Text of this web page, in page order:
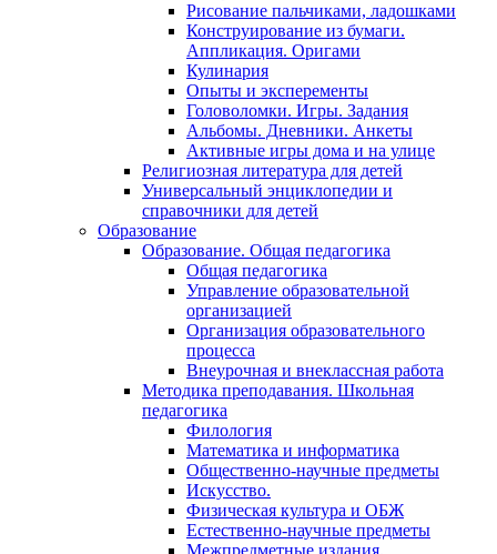
Рисование пальчиками, ладошками
Конструирование из бумаги.
Аппликация. Оригами
Кулинария
Опыты и эксперементы
Головоломки. Игры. Задания
Альбомы. Дневники. Анкеты
Активные игры дома и на улице
Религиозная литература для детей
Универсальный энциклопедии и
справочники для детей
Образование
Образование. Общая педагогика
Общая педагогика
Управление образовательной
организацией
Организация образовательного
процесса
Внеурочная и внеклассная работа
Методика преподавания. Школьная
педагогика
Филология
Математика и информатика
Общественно-научные предметы
Искусство.
Физическая культура и ОБЖ
Естественно-научные предметы
Межпредметные издания.